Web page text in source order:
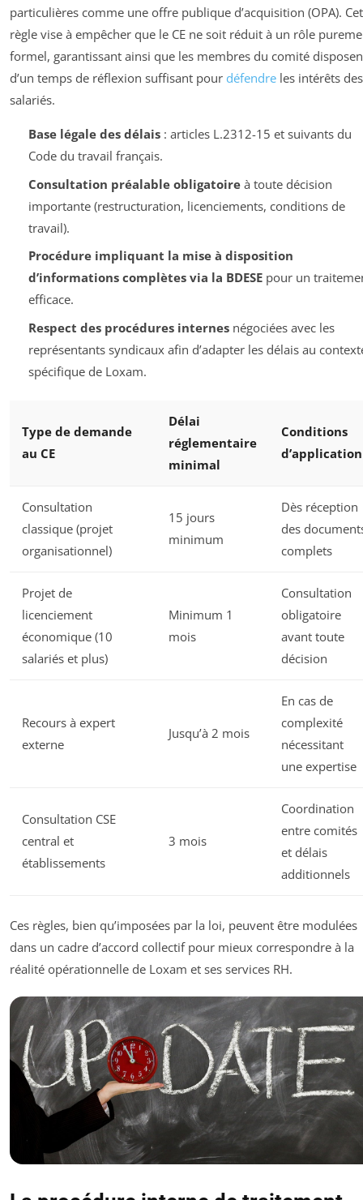
particulières comme une offre publique d’acquisition (OPA).
règle vise à empêcher que le CE ne soit réduit à un rôle
formel, garantissant ainsi que les membres du comité
d’un temps de réflexion suffisant pour défendre les intérêts des
salariés.
Base légale des délais: articles L.2312-15 et suivants du
Code du travail français.
Consultation préalable obligatoireà toute décision
importante (restructuration, licenciements, conditions de
travail).
Procédure impliquant la mise à disposition
d’informations complètes via la BDESEpour un
efficace.
Respect des procédures internesnégociées avec les
représentants syndicaux afin d’adapter les délais au
spécifique de Loxam.
Type de demande
au CE
Délai
réglementaire
minimal
Conditions
d’application
Consultation
classique (projet
organisationnel)
15 jours
minimum
Dès réception
des
complets
Projet de
licenciement
économique (10
salariés et plus)
Minimum 1
mois
Consultation
obligatoire
avant toute
décision
Recours à expert
externe
Jusqu’à 2 mois
En cas de
complexité
nécessitant
une expertise
Consultation CSE
central et
établissements
3 mois
Coordination
entre comités
et délais
additionnels
Ces règles, bien qu’imposées par la loi, peuvent être modulées
dans un cadre d’accord collectif pour mieux correspondre à la
réalité opérationnelle de Loxam et ses services RH.